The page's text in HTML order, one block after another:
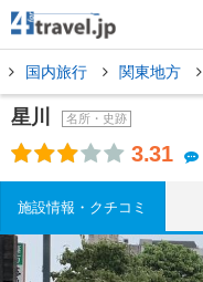
国内旅行 関東地方
星川 名所・史跡
3.31
施設情報・クチコミ